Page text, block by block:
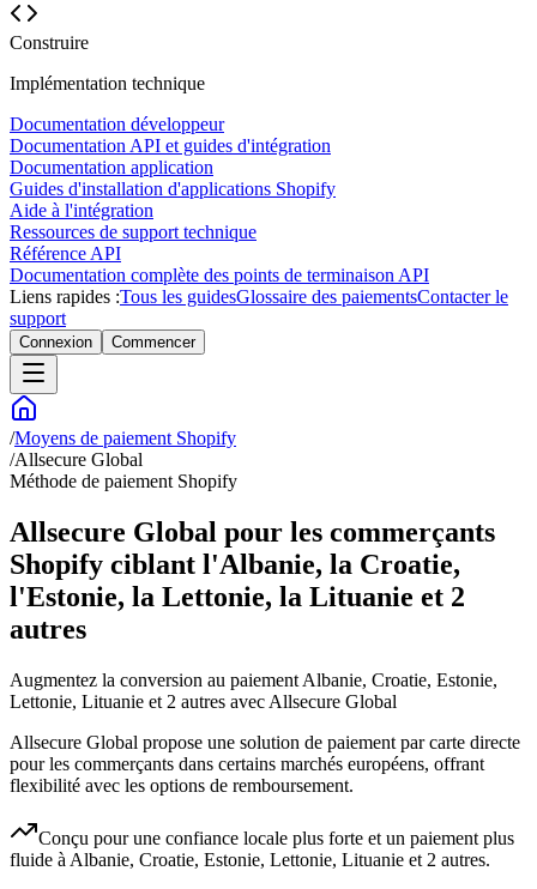
Construire
Implémentation technique
Documentation développeur
Documentation API et guides d'intégration
Documentation application
Guides d'installation d'applications Shopify
Aide à l'intégration
Ressources de support technique
Référence API
Documentation complète des points de terminaison API
Liens rapides :Tous les guidesGlossaire des paiementsContacter le
support
Connexion Commencer
/Moyens de paiement Shopify
/Allsecure Global
Méthode de paiement Shopify
Allsecure Global pour les commerçants
Shopify ciblant l'Albanie, la Croatie,
l'Estonie, la Lettonie, la Lituanie et 2
autres
Augmentez la conversion au paiement Albanie, Croatie, Estonie,
Lettonie, Lituanie et 2 autres avec Allsecure Global
Allsecure Global propose une solution de paiement par carte directe
pour les commerçants dans certains marchés européens, offrant
flexibilité avec les options de remboursement.
Conçu pour une confiance locale plus forte et un paiement plus
fluide à Albanie, Croatie, Estonie, Lettonie, Lituanie et 2 autres.